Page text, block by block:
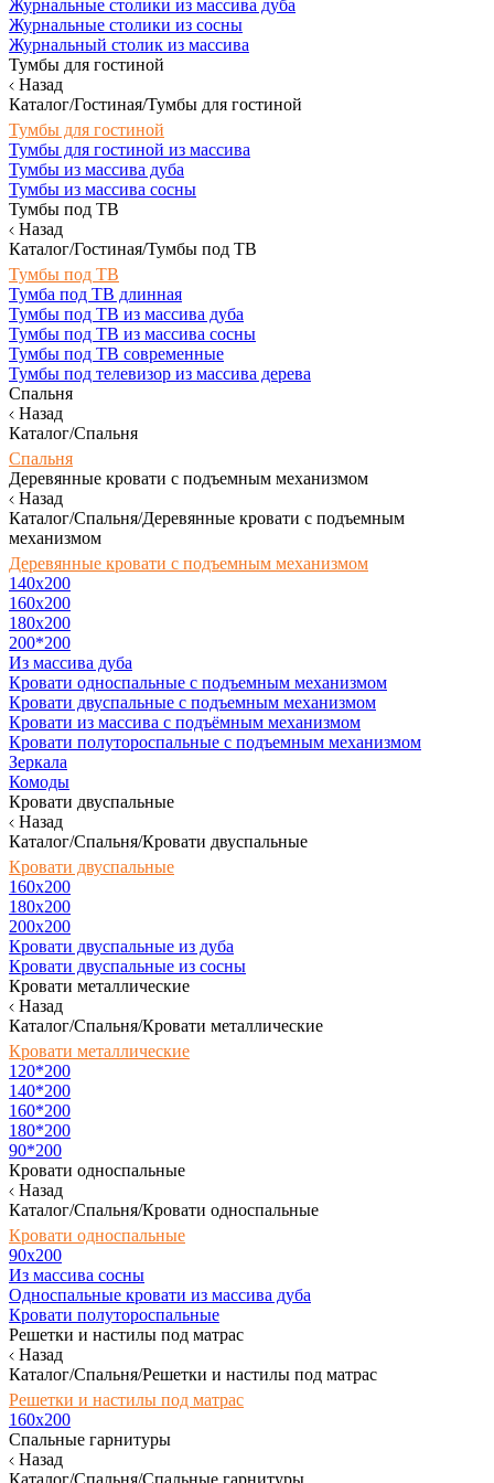
Журнальные столики из массива дуба
Журнальные столики из сосны
Журнальный столик из массива
Тумбы для гостиной
Назад
Каталог/Гостиная/Тумбы для гостиной
Тумбы для гостиной
Тумбы для гостиной из массива
Тумбы из массива дуба
Тумбы из массива сосны
Тумбы под ТВ
Назад
Каталог/Гостиная/Тумбы под ТВ
Тумбы под ТВ
Тумба под ТВ длинная
Тумбы под ТВ из массива дуба
Тумбы под ТВ из массива сосны
Тумбы под ТВ современные
Тумбы под телевизор из массива дерева
Спальня
Назад
Каталог/Спальня
Спальня
Деревянные кровати с подъемным механизмом
Назад
Каталог/Спальня/Деревянные кровати с подъемным
механизмом
Деревянные кровати с подъемным механизмом
140x200
160х200
180х200
200*200
Из массива дуба
Кровати односпальные с подъемным механизмом
Кровати двуспальные с подъемным механизмом
Кровати из массива с подъёмным механизмом
Кровати полутороспальные с подъемным механизмом
Зеркала
Комоды
Кровати двуспальные
Назад
Каталог/Спальня/Кровати двуспальные
Кровати двуспальные
160х200
180x200
200x200
Кровати двуспальные из дуба
Кровати двуспальные из сосны
Кровати металлические
Назад
Каталог/Спальня/Кровати металлические
Кровати металлические
120*200
140*200
160*200
180*200
90*200
Кровати односпальные
Назад
Каталог/Спальня/Кровати односпальные
Кровати односпальные
90х200
Из массива сосны
Односпальные кровати из массива дуба
Кровати полутороспальные
Решетки и настилы под матрас
Назад
Каталог/Спальня/Решетки и настилы под матрас
Решетки и настилы под матрас
160х200
Спальные гарнитуры
Назад
Каталог/Спальня/Спальные гарнитуры